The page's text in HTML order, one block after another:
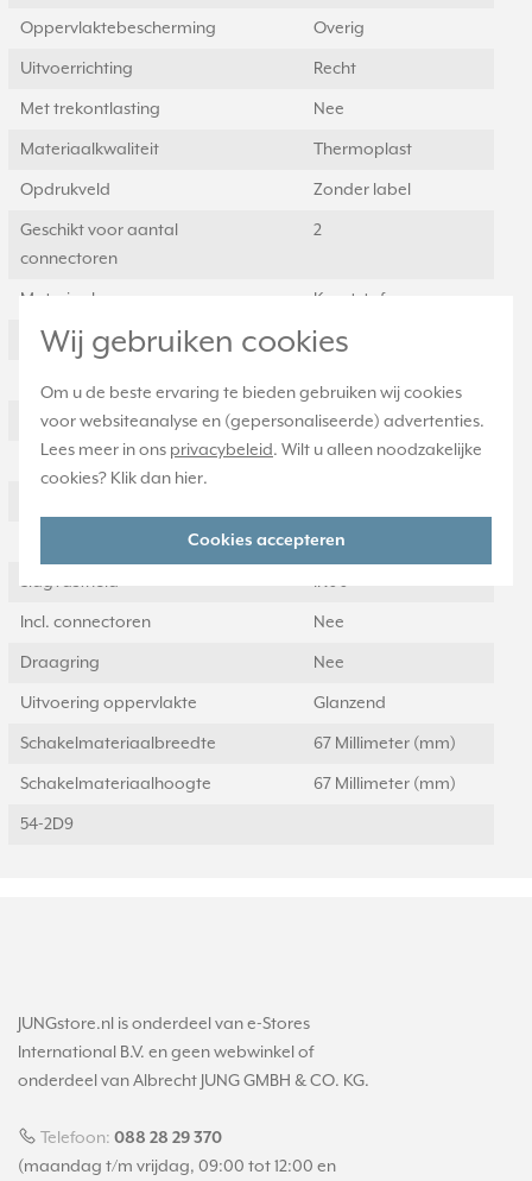
Wij gebruiken cookies
Om u de beste ervaring te bieden gebruiken wij cookies
voor websiteanalyse en (gepersonaliseerde) advertenties.
Lees meer in ons privacybeleid. Wilt u alleen noodzakelijke
cookies? Klik dan hier.
Cookies accepteren
Oppervlaktebescherming Overig
Uitvoerrichting Recht
Met trekontlasting Nee
Materiaalkwaliteit Thermoplast
Opdrukveld Zonder label
Geschikt voor aantal
connectoren
2
Materiaal Kunststof
Bevestigingswijze Klembevestiging
Met verlichting Nee
Kroonsteen Nee
Nee
Slagvastheid IK00
Incl. connectoren Nee
Draagring Nee
Uitvoering oppervlakte Glanzend
Schakelmateriaalbreedte 67 Millimeter (mm)
Schakelmateriaalhoogte 67 Millimeter (mm)
54-2D9
JUNGstore.nl is onderdeel van e-Stores
International B.V. en geen webwinkel of
onderdeel van Albrecht JUNG GMBH & CO. KG.
Telefoon: 088 28 29 370
(maandag t/m vrijdag, 09:00 tot 12:00 en